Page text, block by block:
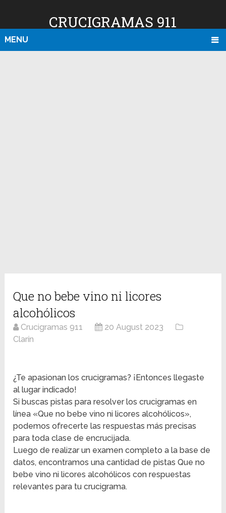
CRUCIGRAMAS 911
MENU
Que no bebe vino ni licores
alcohólicos
Crucigramas 911
20 August 2023
Clarín
¿Te apasionan los crucigramas? ¡Entonces llegaste
al lugar indicado!
Si buscas pistas para resolver los crucigramas en
línea «Que no bebe vino ni licores alcohólicos»,
podemos ofrecerte las respuestas más precisas
para toda clase de encrucijada.
Luego de realizar un examen completo a la base de
datos, encontramos una cantidad de pistas Que no
bebe vino ni licores alcohólicos con respuestas
relevantes para tu crucigrama.